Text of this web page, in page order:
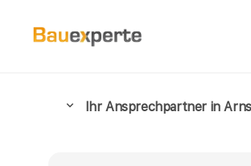
Ihr Ansprechpartner in